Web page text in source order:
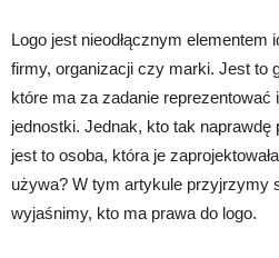
Logo jest nieodłącznym elementem
firmy, organizacji czy marki. Jest to
które ma za zadanie reprezentować
jednostki. Jednak, kto tak
jest to osoba, która je
używa? W tym artykule przyjrzymy
wyjaśnimy, kto ma prawa do logo.